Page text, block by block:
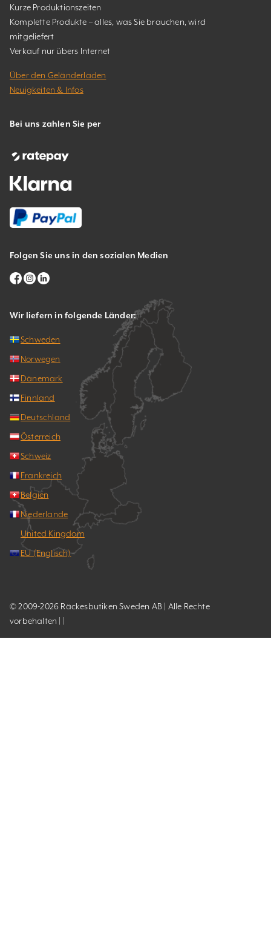
Kurze Produktionszeiten
Komplette Produkte – alles, was Sie brauchen, wird
mitgeliefert
Verkauf nur übers Internet
Über den Geländerladen
Neuigkeiten & Infos
Bei uns zahlen Sie per
Folgen Sie uns in den sozialen Medien
Wir liefern in folgende Länder:
Schweden
Norwegen
Dänemark
Finnland
Deutschland
Österreich
Schweiz
Frankreich
Belgien
Niederlande
United Kingdom
EU (Englisch)
© 2009-2026 Räckesbutiken Sweden AB | Alle Rechte
vorbehalten | |